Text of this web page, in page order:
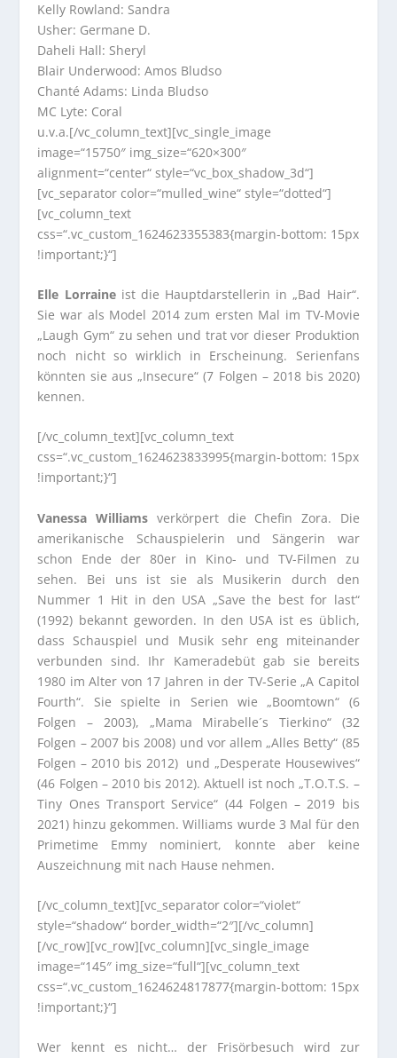
Kelly Rowland: Sandra
Usher: Germane D.
Daheli Hall: Sheryl
Blair Underwood: Amos Bludso
Chanté Adams: Linda Bludso
MC Lyte: Coral
u.v.a.[/vc_column_text][vc_single_image
image=“15750″ img_size=“620×300″
alignment=“center“ style=“vc_box_shadow_3d“]
[vc_separator color=“mulled_wine“ style=“dotted“]
[vc_column_text
css=“.vc_custom_1624623355383{margin-bottom: 15px
!important;}“]
Elle Lorraineist die Hauptdarstellerin in „Bad Hair“.
Sie war als Model 2014 zum ersten Mal im TV-Movie
„Laugh Gym“ zu sehen und trat vor dieser Produktion
noch nicht so wirklich in Erscheinung. Serienfans
könnten sie aus „Insecure“ (7 Folgen – 2018 bis 2020)
kennen.
[/vc_column_text][vc_column_text
css=“.vc_custom_1624623833995{margin-bottom: 15px
!important;}“]
Vanessa Williams verkörpert die Chefin Zora. Die
amerikanische Schauspielerin und Sängerin war
schon Ende der 80er in Kino- und TV-Filmen zu
sehen. Bei uns ist sie als Musikerin durch den
Nummer 1 Hit in den USA „Save the best for last“
(1992) bekannt geworden. In den USA ist es üblich,
dass Schauspiel und Musik sehr eng miteinander
verbunden sind. Ihr Kameradebüt gab sie bereits
1980 im Alter von 17 Jahren in der TV-Serie „A Capitol
Fourth“. Sie spielte in Serien wie „Boomtown“ (6
Folgen – 2003), „Mama Mirabelle´s Tierkino“ (32
Folgen – 2007 bis 2008) und vor allem „Alles Betty“ (85
Folgen – 2010 bis 2012) und „Desperate Housewives“
(46 Folgen – 2010 bis 2012). Aktuell ist noch „T.O.T.S. –
Tiny Ones Transport Service“ (44 Folgen – 2019 bis
2021) hinzu gekommen. Williams wurde 3 Mal für den
Primetime Emmy nominiert, konnte aber keine
Auszeichnung mit nach Hause nehmen.
[/vc_column_text][vc_separator color=“violet“
style=“shadow“ border_width=“2″][/vc_column]
[/vc_row][vc_row][vc_column][vc_single_image
image=“145″ img_size=“full“][vc_column_text
css=“.vc_custom_1624624817877{margin-bottom: 15px
!important;}“]
Wer kennt es nicht… der Frisörbesuch wird zur